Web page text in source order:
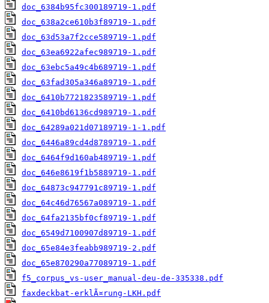
doc_6384b95fc300189719-1.pdf
doc_638a2ce610b3f89719-1.pdf
doc_63d53a7f2cce589719-1.pdf
doc_63ea6922afec989719-1.pdf
doc_63ebc5a49c4b689719-1.pdf
doc_63fad305a346a89719-1.pdf
doc_6410b7721823589719-1.pdf
doc_6410bd6136cd989719-1.pdf
doc_64289a021d07189719-1-1.pdf
doc_6446a89cd4d8789719-1.pdf
doc_6464f9d160ab489719-1.pdf
doc_646e8619f1b5889719-1.pdf
doc_64873c947791c89719-1.pdf
doc_64c46d76567a089719-1.pdf
doc_64fa2135bf0cf89719-1.pdf
doc_6549d7100907d89719-1.pdf
doc_65e84e3feabb989719-2.pdf
doc_65e870290a77089719-1.pdf
f5_corpus_vs-user_manual-deu-de-335338.pdf
faxdeckbat-erklÃ¤rung-LKH.pdf